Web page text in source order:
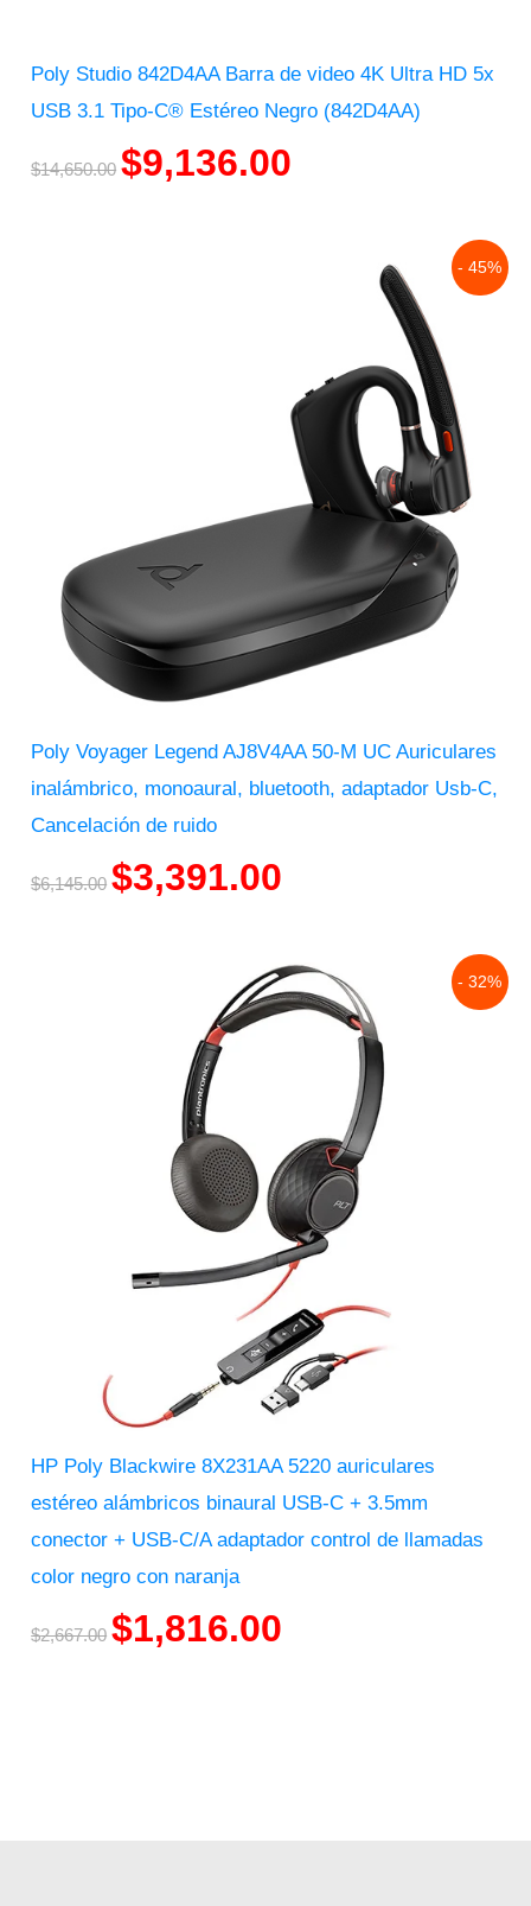
Poly Studio 842D4AA Barra de video 4K Ultra HD 5x
USB 3.1 Tipo-C® Estéreo Negro (842D4AA)
$14,650.00 $9,136.00
- 45%
Poly Voyager Legend AJ8V4AA 50-M UC Auriculares
inalámbrico, monoaural, bluetooth, adaptador Usb-C,
Cancelación de ruido
$6,145.00 $3,391.00
- 32%
HP Poly Blackwire 8X231AA 5220 auriculares
estéreo alámbricos binaural USB-C + 3.5mm
conector + USB-C/A adaptador control de llamadas
color negro con naranja
$2,667.00 $1,816.00
Current
price
is:
$1,816.00.